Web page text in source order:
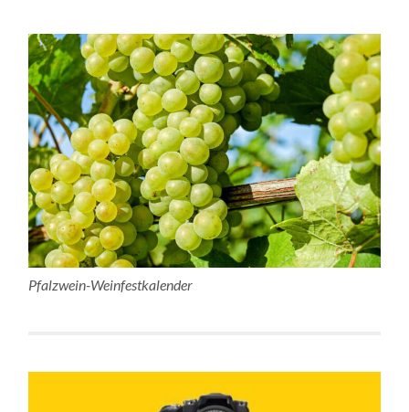
Pfalzwein-Weinfestkalender